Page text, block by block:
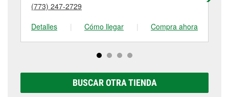
tienda #3384 para obtener más información.
(773) 247-2729
Detalles
| Cómo llegar | Compra ahora
BUSCAR OTRA TIENDA